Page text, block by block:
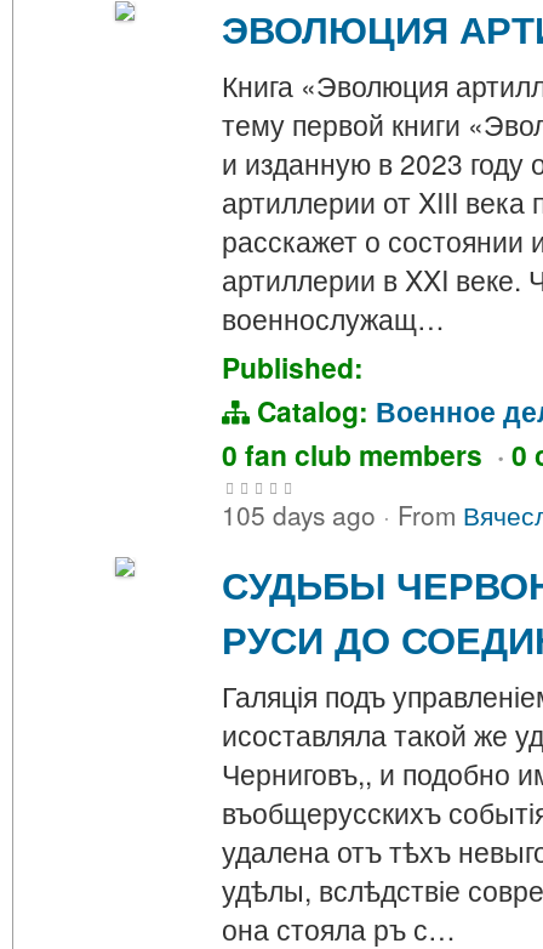
ЭВОЛЮЦИЯ
Книга «Эволюция
тему первой книги
и изданную в 2023 году
артиллерии от XIII века
расскажет о состоянии
артиллерии в XXI веке.
военнослужащ…
Published:
Catalog: Военное
0 fan club members · 0
105 days ago · From
СУДЬБЫ
РУСИ ДО
Галяція подъ
исоставляла такой же
Черниговъ,, и подобно
въобщерусскихъ
удалена отъ тѣхъ
удѣлы, вслѣдствіе
она стояла ръ с…